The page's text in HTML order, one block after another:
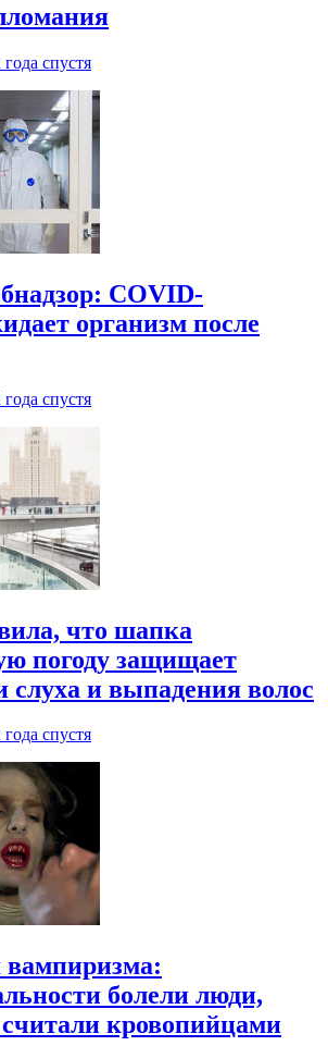
года спустя
COVID-
организм после
года спустя
что шапка
погоду защищает
слуха и выпадения волос
года спустя
болели люди,
кровопийцами